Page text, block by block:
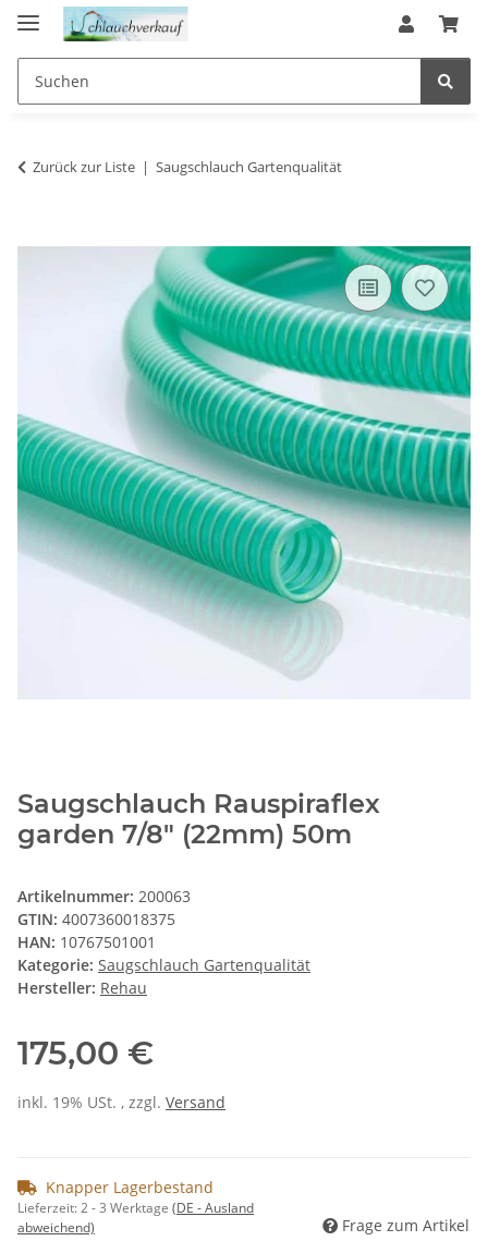
Zurück zur Liste Saugschlauch Gartenqualität
Saugschlauch Rauspiraflex
garden 7/8" (22mm) 50m
Artikelnummer: 200063
GTIN: 4007360018375
HAN: 10767501001
Kategorie: Saugschlauch Gartenqualität
Hersteller: Rehau
175,00 €
inkl. 19% USt. , zzgl. Versand
Knapper Lagerbestand
Lieferzeit:2 - 3 Werktage (DE - Ausland
abweichend)
Frage zum Artikel